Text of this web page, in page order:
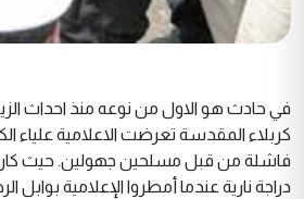
في حادث هو الاول من نوعه منذ احداث
كربلاء المقدسة تعرضت الاعلامية علياء
فاشلة من قبل مسلحين جهولين. حيث
دراجة نارية عندما أمطروا الإعلامية